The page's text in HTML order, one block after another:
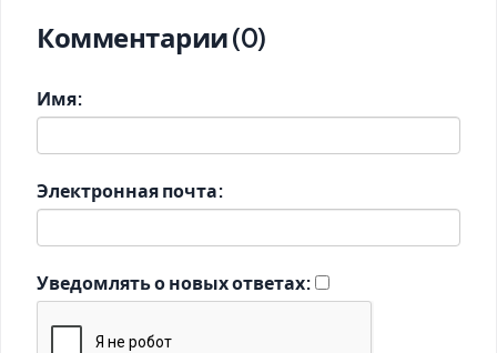
Комментарии (0)
Имя:
Электронная почта:
Уведомлять о новых ответах: